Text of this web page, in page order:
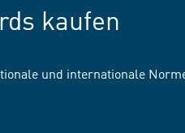
kaufen
und internationale